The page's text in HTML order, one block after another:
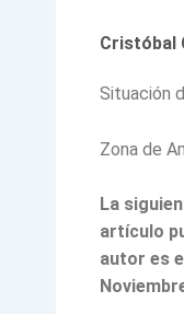
Cristóbal
Situación
Zona de
La
artículo
autor es